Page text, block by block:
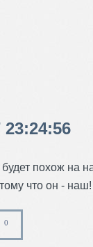
23:24:56
похож на
что он - наш!
0